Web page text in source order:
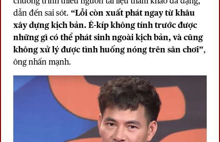
dẫn đến sai sót. “Lỗi còn xuất phát ngay từ khâu
xây dựng kịch bản. Ê-kíp không tính trước được
những gì có thể phát sinh ngoài kịch bản, và cũng
không xử lý được tình huống nóng trên sân chơi”,
ông nhấn mạnh.